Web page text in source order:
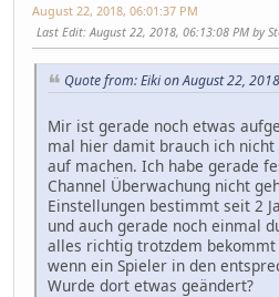
August 22, 2018, 06:01:37 PM
Last Edit: August 22, 2018, 06:13:08 PM by
Quote from: Eiki on August 22,
Mir ist gerade noch etwas
mal hier damit brauch ich nicht
auf machen. Ich habe gerade
Channel Überwachung nicht
Einstellungen bestimmt seit 2
und auch gerade noch einmal
alles richtig trotzdem
wenn ein Spieler in den
Wurde dort etwas geändert?